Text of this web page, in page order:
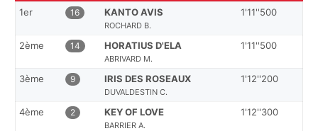
1er
16 KANTO AVIS
ROCHARD B.
1'11''500
2ème 14 HORATIUS D'ELA
ABRIVARD M.
1'11''500
3ème 9 IRIS DES ROSEAUX
DUVALDESTIN C.
1'12''200
4ème 2 KEY OF LOVE
BARRIER A.
1'12''300